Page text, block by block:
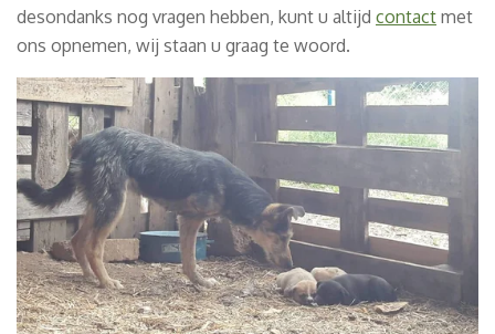
desondanks nog vragen hebben, kunt u altijd contact met
ons opnemen, wij staan u graag te woord.